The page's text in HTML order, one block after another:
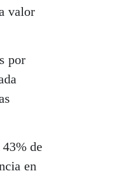
valor
por
de
en